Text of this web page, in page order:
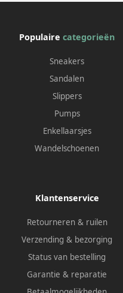
Populaire categorieën
Sneakers
Sandalen
Slippers
Pumps
Enkellaarsjes
Wandelschoenen
Klantenservice
Retourneren & ruilen
Verzending & bezorging
Status van bestelling
Garantie & reparatie